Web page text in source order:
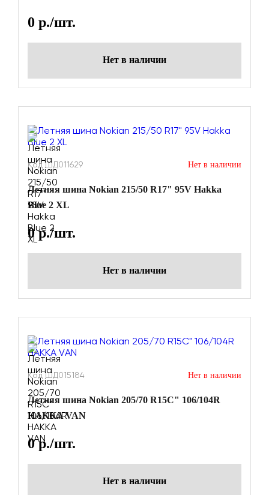
0 р./шт.
Нет в наличии
Код ШД011629 Нет в наличии
Летняя шина Nokian 215/50 R17" 95V Hakka
Blue 2 XL
0р./шт.
Нет в наличии
Код ШД015184 Нет в наличии
Летняя шина Nokian 205/70 R15C" 106/104R
HAKKA VAN
0р./шт.
Нет в наличии